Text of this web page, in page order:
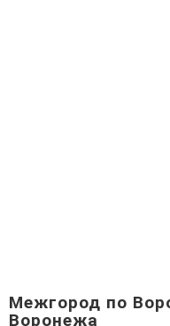
Межгород по
Воронежа